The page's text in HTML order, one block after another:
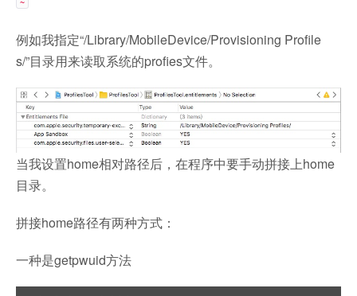
例如我指定“/Library/MobileDevice/Provisioning Profile
s/”目录用来读取系统的profies文件。
当我设置home相对路径后，在程序中要手动拼接上home
目录。
拼接home路径有两种方式：
一种是getpwuid方法